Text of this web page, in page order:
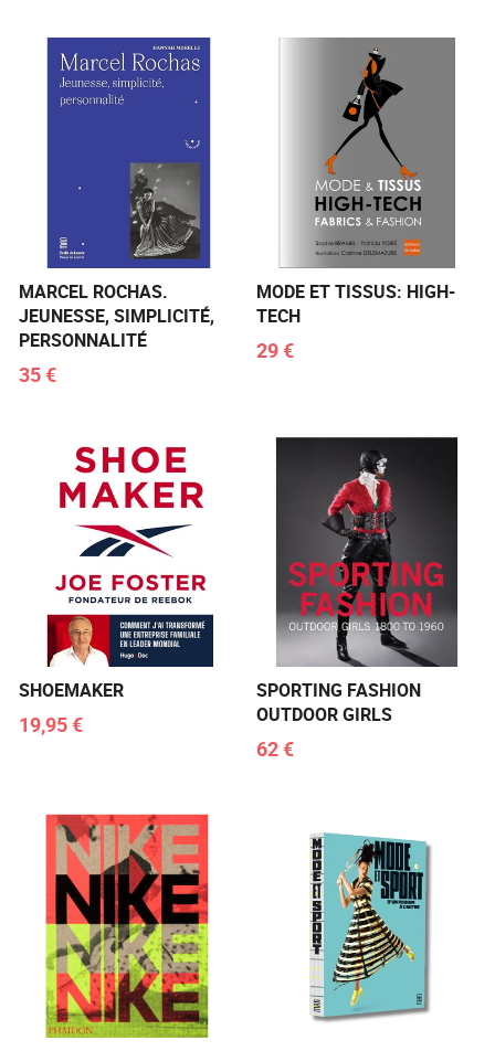
MARCEL ROCHAS.
JEUNESSE, SIMPLICITÉ,
PERSONNALITÉ
35 €
MODE ET TISSUS: HIGH-
TECH
29 €
SHOEMAKER
19,95 €
SPORTING FASHION
OUTDOOR GIRLS
62 €